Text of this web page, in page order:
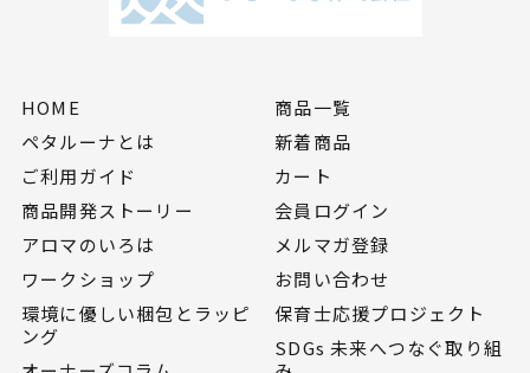
HOME
ペタルーナとは
ご利用ガイド
商品開発ストーリー
アロマのいろは
ワークショップ
環境に優しい梱包とラッピ
ング
商品一覧
新着商品
カート
会員ログイン
メルマガ登録
お問い合わせ
保育士応援プロジェクト
SDGs 未来へつなぐ取り組